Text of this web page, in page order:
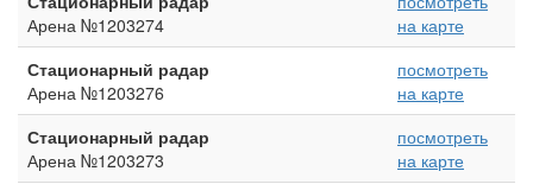
Арена №1203274
на карте
Стационарный радар
Арена №1203276
посмотреть
на карте
Стационарный радар
Арена №1203273
посмотреть
на карте